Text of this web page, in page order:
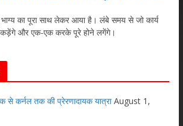
का पूरा साथ लेकर आया है। लंबे समय से जो कार्य
और एक-एक करके पूरे होने लगेंगे।
से कर्नल तक की प्रेरणादायक यात्रा August 1,